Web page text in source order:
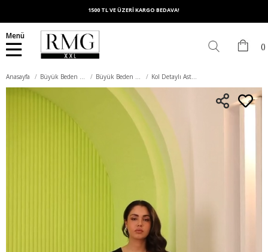
1500 TL VE ÜZERİ KARGO BEDAVA!
Menü
Anasayfa Büyük Beden Elbise Büyük Beden Abiye Elbise Kol Detaylı Astarlı Büyük Beden Siyah Elbise